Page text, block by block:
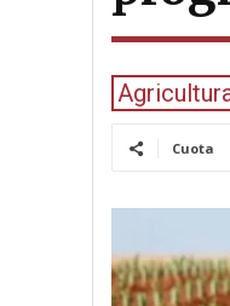
Cuota